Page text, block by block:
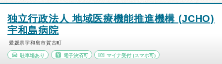
独立行政法人 地域医療機能推進機構 (JCHO)
宇和島病院
愛媛県宇和島市賀古町
駐車場あり 電子決済可 マイナ受付 (スマホ可)